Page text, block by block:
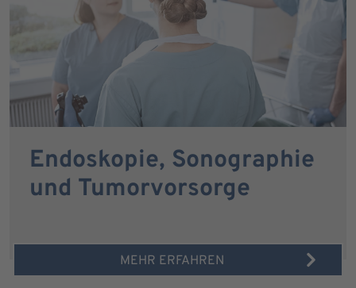
Endoskopie, Sonographie
und Tumorvorsorge
MEHR ERFAHREN